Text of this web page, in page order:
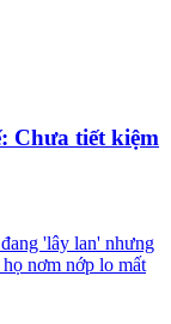
Chưa tiết kiệm
'lây lan' nhưng
nơm nớp lo mất